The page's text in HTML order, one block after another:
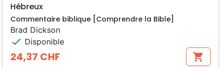
Hébreux
Commentaire biblique [Comprendre la Bible]
Brad Dickson
check Disponible
Prix
24,37 CHF shopping_cart